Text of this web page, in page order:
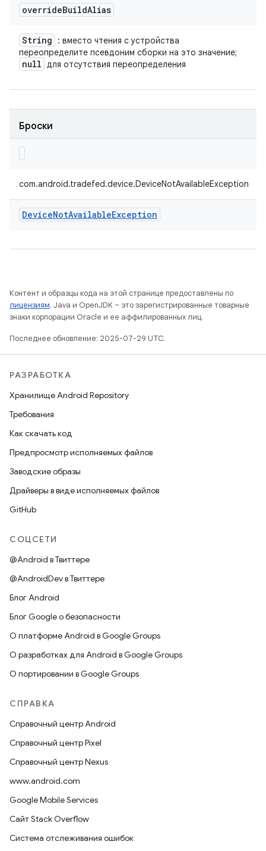
overrideBuildAlias
String
: вместо чтения с устройства
переопределите псевдоним сборки на это значение;
null для отсутствия переопределения
Броски
com.android.tradefed.device.DeviceNotAvailableException
DeviceNotAvailableException
Контент и образцы кода на этой странице предоставлены по
лицензиям. Java и OpenJDK – это зарегистрированные товарные
знаки корпорации Oracle и ее аффилированных лиц.
Последнее обновление: 2025-07-29 UTC.
РАЗРАБОТКА
Хранилище Android Repository
Требования
Как скачать код
Предпросмотр исполняемых файлов
Заводские образы
Драйверы в виде исполняемых файлов
GitHub
СОЦСЕТИ
@Android в Твиттере
@AndroidDev в Твиттере
Блог Android
Блог Google о безопасности
О платформе Android в Google Groups
О разработках для Android в Google Groups
О портировании в Google Groups
СПРАВКА
Справочный центр Android
Справочный центр Pixel
Справочный центр Nexus
www.android.com
Google Mobile Services
Сайт Stack Overflow
Система отслеживания ошибок